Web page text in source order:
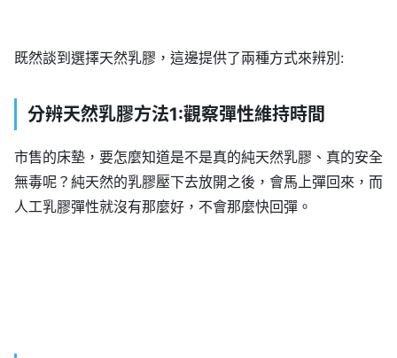
既然談到選擇天然乳膠，這邊提供了兩種方式來辨別:
分辨天然乳膠方法1:觀察彈性維持時間
市售的床墊，要怎麼知道是不是真的純天然乳膠、真的安全
無毒呢？純天然的乳膠壓下去放開之後，會馬上彈回來，而
人工乳膠彈性就沒有那麼好，不會那麼快回彈。